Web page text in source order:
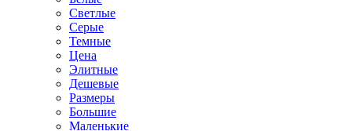
Светлые
Серые
Темные
Цена
Элитные
Дешевые
Размеры
Большие
Маленькие